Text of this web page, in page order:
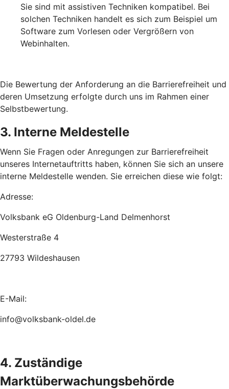
Sie sind mit assistiven Techniken kompatibel. Bei
solchen Techniken handelt es sich zum Beispiel um
Software zum Vorlesen oder Vergrößern von
Webinhalten.
Die Bewertung der Anforderung an die Barrierefreiheit und
deren Umsetzung erfolgte durch uns im Rahmen einer
Selbstbewertung.
3. Interne Meldestelle
Wenn Sie Fragen oder Anregungen zur Barrierefreiheit
unseres Internetauftritts haben, können Sie sich an unsere
interne Meldestelle wenden. Sie erreichen diese wie folgt:
Adresse:
Volksbank eG Oldenburg-Land Delmenhorst
Westerstraße 4
27793 Wildeshausen
E-Mail:
info@volksbank-oldel.de
4. Zuständige
Marktüberwachungsbehörde